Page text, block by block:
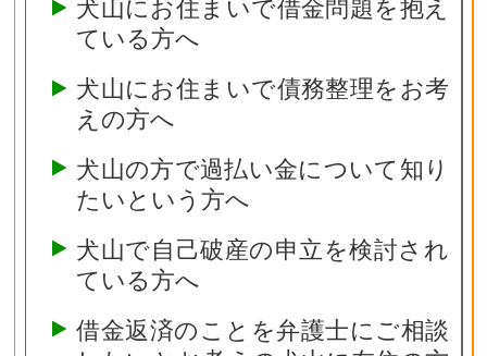
犬山にお住まいで借金問題を抱え
ている方へ
犬山にお住まいで債務整理をお考
えの方へ
犬山の方で過払い金について知り
たいという方へ
犬山で自己破産の申立を検討され
ている方へ
借金返済のことを弁護士にご相談